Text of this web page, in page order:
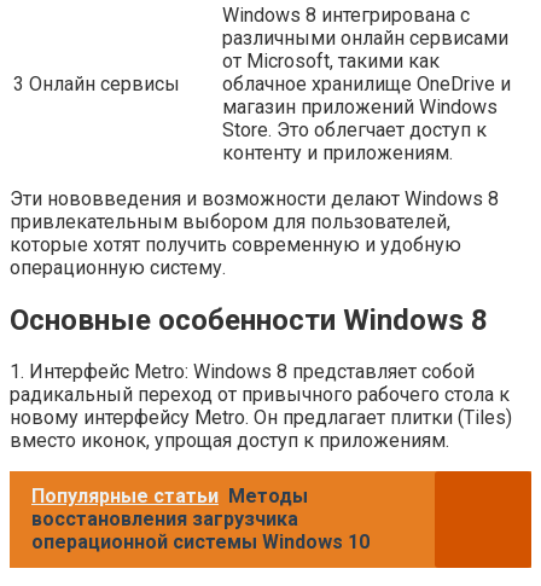
3 Онлайн сервисы
Windows 8 интегрирована с
различными онлайн сервисами
от Microsoft, такими как
облачное хранилище OneDrive и
магазин приложений Windows
Store. Это облегчает доступ к
контенту и приложениям.
Эти нововведения и возможности делают Windows 8
привлекательным выбором для пользователей,
которые хотят получить современную и удобную
операционную систему.
Основные особенности Windows 8
1. Интерфейс Metro: Windows 8 представляет собой
радикальный переход от привычного рабочего стола к
новому интерфейсу Metro. Он предлагает плитки (Tiles)
вместо иконок, упрощая доступ к приложениям.
Популярные статьи Методы
восстановления загрузчика
операционной системы Windows 10